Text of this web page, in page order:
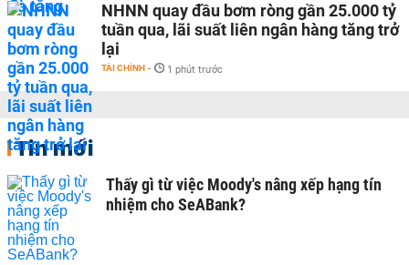
NHNN quay đầu bơm ròng gần 25.000 tỷ
tuần qua, lãi suất liên ngân hàng tăng trở
lại
TÀI CHÍNH - 1 phút trước
Tin mới
Thấy gì từ việc Moody's nâng xếp hạng tín
nhiệm cho SeABank?